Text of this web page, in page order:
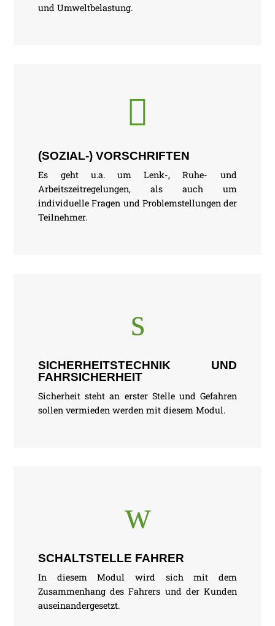
und Umweltbelastung.

(SOZIAL-) VORSCHRIFTEN
Es geht u.a. um Lenk-, Ruhe- und
Arbeitszeitregelungen, als auch um
individuelle Fragen und Problemstellungen der
Teilnehmer.
s
SICHERHEITSTECHNIK UND
FAHRSICHERHEIT
Sicherheit steht an erster Stelle und Gefahren
sollen vermieden werden mit diesem Modul.
w
SCHALTSTELLE FAHRER
In diesem Modul wird sich mit dem
Zusammenhang des Fahrers und der Kunden
auseinandergesetzt.